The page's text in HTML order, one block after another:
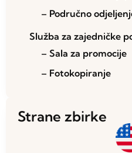
– Područno
Služba za zajedničke
– Sala za promocije
– Fotokopiranje
Strane zbirke